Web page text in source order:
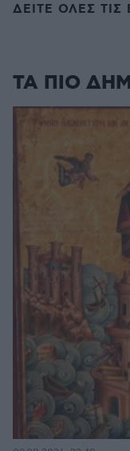
ΔΕΙΤΕ ΟΛΕΣ ΤΙΣ
ΤΑ ΠΙΟ